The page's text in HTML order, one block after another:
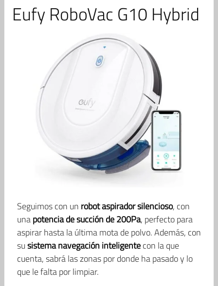
Eufy RoboVac G10 Hybrid
Seguimos con un robot aspirador silencioso, con
unapotencia de succión de 200Pa, perfecto para
aspirar hasta la última mota de polvo. Además, con
susistema navegación inteligentecon la que
cuenta, sabrá las zonas por donde ha pasado y lo
que le falta por limpiar.